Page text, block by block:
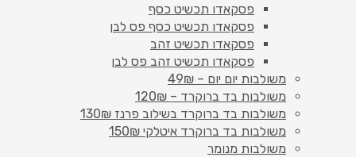
פסקאדו תכשיט כסף
פסקאדו תכשיט כסף פס לבן
פסקאדו תכשיט זהב
פסקאדו תכשיט זהב פס לבן
משולבות יום יום – 49₪
משולבות בד ברוקרד – 120₪
משולבות בד ברוקרד בשילוב פרנז 130₪
משולבות בד ברוקרד איטלקי 150₪
משולבות מנומר